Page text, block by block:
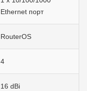
Ethernet порт
RouterOS
4
16 dBi